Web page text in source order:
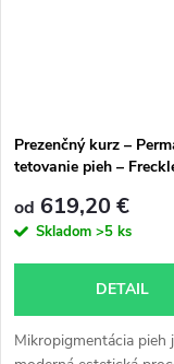
Prezenčný kurz –
tetovanie pieh –
od 619,20 €
Skladom >5 ks
DETAIL
Mikropigmentácia pieh